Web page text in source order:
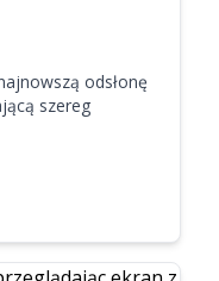
odsłonę
szereg